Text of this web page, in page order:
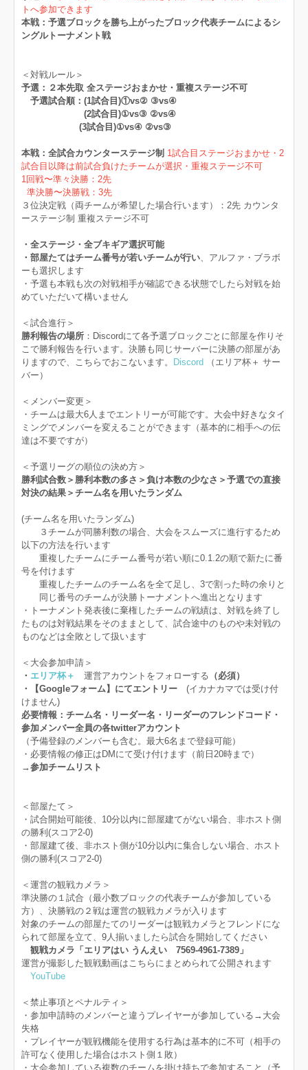
トへ参加できます
本戦：予選ブロックを勝ち上がったブロック代表チームによるシ
ングルトーナメント戦
＜対戦ルール＞
予選：２本先取 全ステージおまかせ・重複ステージ不可
予選試合順：(1試合目)①vs② ③vs④
(2試合目)①vs③ ②vs④
(3試合目)①vs④ ②vs③
本戦：全試合カウンターステージ制 1試合目ステージおまかせ・2
試合目以降は前試合負けたチームが選択・重複ステージ不可
1回戦〜準々決勝：2先
準決勝〜決勝戦：3先
３位決定戦（両チームが希望した場合行います）：2先 カウンタ
ーステージ制 重複ステージ不可
・全ステージ・全ブキギア選択可能
・部屋たてはチーム番号が若いチームが行い 、アルファ・ブラボ
ーも選択します
・予選も本戦も次の対戦相手が確認できる状態でしたら対戦を始
めていただいて構いません
＜試合進行＞
勝利報告の場所 ：Discordにて各予選ブロックごとに部屋を作りそ
こで勝利報告を行います。決勝も同じサーバーに決勝の部屋があ
りますので、こちらでおこないます。
Discord （エリア杯＋ サー
バー）
＜メンバー変更＞
・チームは最大6人までエントリーが可能です。大会中好きなタイ
ミングでメンバーを変えることができます（基本的に相手への伝
達は不要ですが）
＜予選リーグの順位の決め方＞
勝利試合数＞勝利本数の多さ＞負け本数の少なさ＞予選での直接
対決の結果＞チーム名を用いたランダム
(チーム名を用いたランダム)
３チームが同勝利数の場合、大会をスムーズに進行するため
以下の方法を行います
重複したチームにチーム番号が若い順に0.1.2の順で新たに番
号を付けます
重複したチームのチーム名を全て足し、3で割った時の余りと
同じ番号のチームが決勝トーナメントへ進出となります
・トーナメント発表後に棄権したチームの戦績は、対戦を終了し
たものは対戦結果をそのままとして、試合途中のものや未対戦の
ものなどは全敗として扱います
＜大会参加申請＞
・ エリア杯＋ 運営アカウントをフォローする （必須）
・【Googleフォーム】にてエントリー (イカナカマでは受け付
けません)
必要情報：チーム名・リーダー名・リーダーのフレンドコード・
参加メンバー全員の各twitterアカウント
（予備登録のメンバーも含む。最大6名まで登録可能）
・必要情報の修正はDMにて受け付けます（前日20時まで）
→参加チームリスト
＜部屋たて＞
・試合開始可能後、10分以内に部屋建てがない場合、非ホスト側
の勝利(スコア2-0)
・部屋建て後、非ホスト側が10分以内に集合しない場合、ホスト
側の勝利(スコア2-0)
＜運営の観戦カメラ＞
準決勝の１試合（最小数ブロックの代表チームが参加している
方）、決勝戦の２戦は運営の観戦カメラが入ります
対象のチームの部屋たてのリーダーは観戦カメラとフレンドにな
られて部屋を立て、9人揃いましたら試合を開始してください
観戦カメラ「エリアはい うんえい 7569-4961-7389」
運営が撮影した観戦動画はこちらにまとめられて公開されます
YouTube
＜禁止事項とペナルティ＞
・参加申請時のメンバーと違うプレイヤーが参加している→大会
失格
・プレイヤーが観戦機能を使用する行為は基本的に不可（相手の
許可なく使用した場合はホスト側１敗）
・大会参加している複数のチームを掛け持ちで参加すること（予